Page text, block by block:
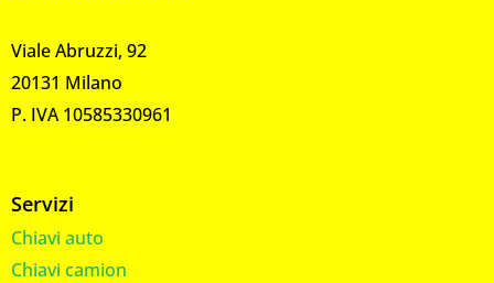
Viale Abruzzi, 92
20131 Milano
P. IVA 10585330961
Servizi
Chiavi auto
Chiavi camion